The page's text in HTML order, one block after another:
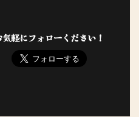
気軽にフォローください！